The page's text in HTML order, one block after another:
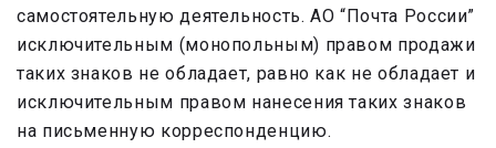
самостоятельную деятельность. АО “Почта России”
исключительным (монопольным) правом продажи
таких знаков не обладает, равно как не обладает и
исключительным правом нанесения таких знаков
на письменную корреспонденцию.